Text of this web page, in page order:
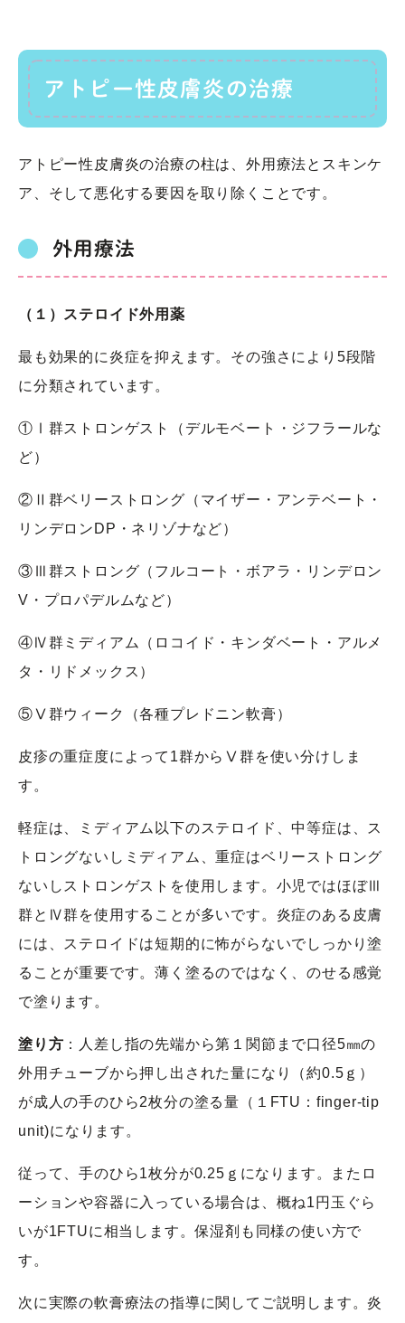
アトピー性皮膚炎の治療
アトピー性皮膚炎の治療の柱は、外用療法とスキンケ
ア、そして悪化する要因を取り除くことです。
外用療法
（１）ステロイド外用薬
最も効果的に炎症を抑えます。その強さにより5段階
に分類されています。
①Ⅰ群ストロンゲスト（デルモベート・ジフラールな
ど）
②Ⅱ群ベリーストロング（マイザー・アンテベート・
リンデロンDP・ネリゾナなど）
③Ⅲ群ストロング（フルコート・ボアラ・リンデロン
V・プロパデルムなど）
④Ⅳ群ミディアム（ロコイド・キンダベート・アルメ
タ・リドメックス）
⑤Ⅴ群ウィーク（各種プレドニン軟膏）
皮疹の重症度によって1群からⅤ群を使い分けしま
す。
軽症は、ミディアム以下のステロイド、中等症は、ス
トロングないしミディアム、重症はベリーストロング
ないしストロンゲストを使用します。小児ではほぼⅢ
群とⅣ群を使用することが多いです。炎症のある皮膚
には、ステロイドは短期的に怖がらないでしっかり塗
ることが重要です。薄く塗るのではなく、のせる感覚
で塗ります。
塗り方 ：人差し指の先端から第１関節まで口径5㎜の
外用チューブから押し出された量になり（約0.5ｇ）
が成人の手のひら2枚分の塗る量（１FTU：finger-tip
unit)になります。
従って、手のひら1枚分が0.25ｇになります。またロ
ーションや容器に入っている場合は、概ね1円玉ぐら
いが1FTUに相当します。保湿剤も同様の使い方で
す。
次に実際の軟膏療法の指導に関してご説明します。炎